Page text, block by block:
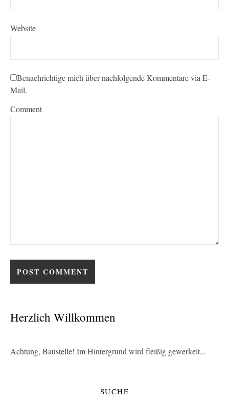
Website
Benachrichtige mich über nachfolgende Kommentare via E-
Mail.
Comment
Herzlich Willkommen
Achtung, Baustelle! Im Hintergrund wird fleißig gewerkelt...
SUCHE